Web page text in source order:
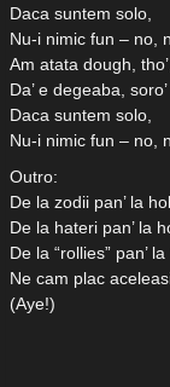
Daca suntem solo,
Nu-i nimic fun – no,
Am atata dough,
Da’ e degeaba, soro’
Daca suntem solo,
Nu-i nimic fun – no,
Outro:
De la zodii pan’ la
De la hateri pan’ la
De la “rollies” pan’
Ne cam plac
(Aye!)